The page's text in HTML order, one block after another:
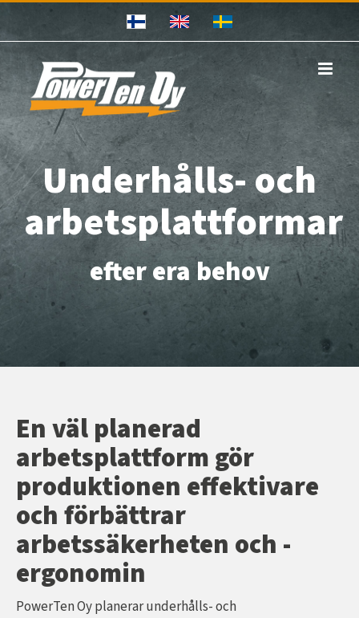
to
content
Underhålls- och
arbetsplattformar
efter era behov
En väl planerad
arbetsplattform gör
produktionen effektivare
och förbättrar
arbetssäkerheten och -
ergonomin
PowerTen Oy planerar underhålls- och